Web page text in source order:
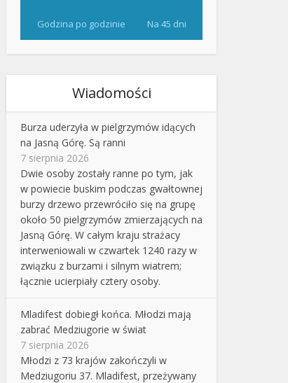
Godzina po godzinie Na 45 dni
Wiadomości
Burza uderzyła w pielgrzymów idących
na Jasną Górę. Są ranni
7 sierpnia 2026
Dwie osoby zostały ranne po tym, jak
w powiecie buskim podczas gwałtownej
burzy drzewo przewróciło się na grupę
około 50 pielgrzymów zmierzających na
Jasną Górę. W całym kraju strażacy
interweniowali w czwartek 1240 razy w
związku z burzami i silnym wiatrem;
łącznie ucierpiały cztery osoby.
Mladifest dobiegł końca. Młodzi mają
zabrać Medziugorie w świat
7 sierpnia 2026
Młodzi z 73 krajów zakończyli w
Medziugoriu 37. Mladifest, przeżywany